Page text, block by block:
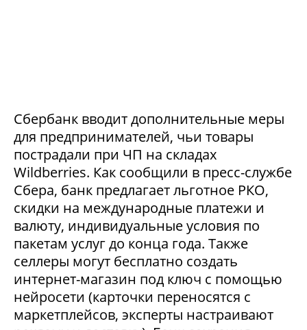
Сбербанк вводит дополнительные меры
для предпринимателей, чьи товары
пострадали при ЧП на складах
Wildberries. Как сообщили в пресс-службе
Сбера, банк предлагает льготное РКО,
скидки на международные платежи и
валюту, индивидуальные условия по
пакетам услуг до конца года. Также
селлеры могут бесплатно создать
интернет-магазин под ключ с помощью
нейросети (карточки переносятся с
маркетплейсов, эксперты настраивают